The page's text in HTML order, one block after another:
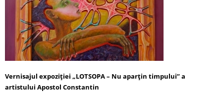
Vernisajul expoziției „LOTSOPA – Nu aparțin timpului” a
artistului Apostol Constantin